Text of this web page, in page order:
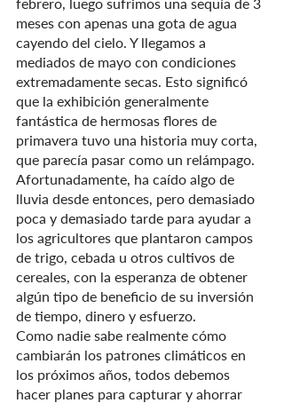
meses con apenas una gota de agua
cayendo del cielo. Y llegamos a
mediados de mayo con condiciones
extremadamente secas. Esto significó
que la exhibición generalmente
fantástica de hermosas flores de
primavera tuvo una historia muy corta,
que parecía pasar como un relámpago.
Afortunadamente, ha caído algo de
lluvia desde entonces, pero demasiado
poca y demasiado tarde para ayudar a
los agricultores que plantaron campos
de trigo, cebada u otros cultivos de
cereales, con la esperanza de obtener
algún tipo de beneficio de su inversión
de tiempo, dinero y esfuerzo.
Como nadie sabe realmente cómo
cambiarán los patrones climáticos en
los próximos años, todos debemos
hacer planes para capturar y ahorrar